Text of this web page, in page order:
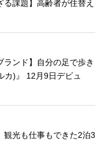
る課題】高齢者が住替え
ランド】自分の足で歩き
カ)』 12月9日デビュ
観光も仕事もできた2泊3